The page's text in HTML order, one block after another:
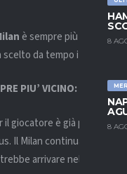
8
8
è sempre più vicino a
da tempo i rossoneri,
PIU’ VICINO: SI CHIUDE
il giocatore è già pronto un
Il Milan continua a far
arrivare nelle